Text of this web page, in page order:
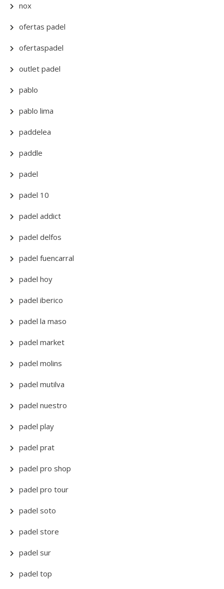
nox
ofertas padel
ofertaspadel
outlet padel
pablo
pablo lima
paddelea
paddle
padel
padel 10
padel addict
padel delfos
padel fuencarral
padel hoy
padel iberico
padel la maso
padel market
padel molins
padel mutilva
padel nuestro
padel play
padel prat
padel pro shop
padel pro tour
padel soto
padel store
padel sur
padel top